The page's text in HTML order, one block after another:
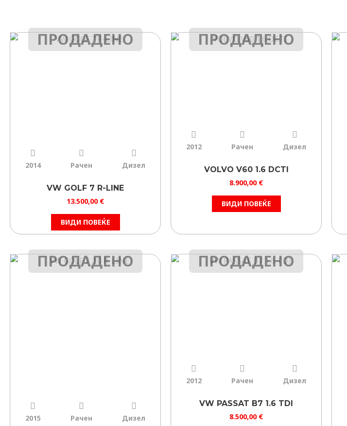
ФИЛТРИРАЈ ИЗБРИШИ
ПРОДАДЕНО
2014 Рачен Дизел
VW GOLF 7 R-LINE
13.500,00 €
ВИДИ ПОВЕЌЕ
ПРОДАДЕНО
2012 Рачен Дизел
VOLVO V60 1.6 DCTI
8.900,00 €
ВИДИ ПОВЕЌЕ
ПРОДАДЕНО
2015 Рачен Дизел
ПРОДАДЕНО
2012 Рачен Дизел
VW PASSAT B7 1.6 TDI
8.500,00 €